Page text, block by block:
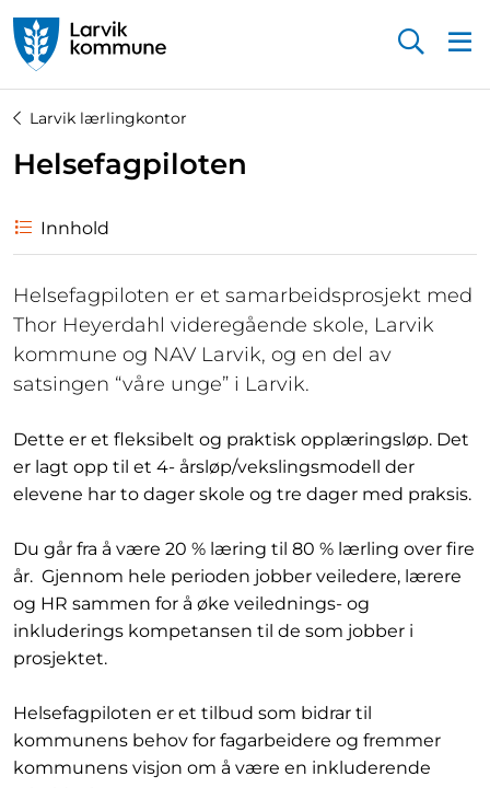
Larvik lærlingkontor
Helsefagpiloten
Innhold
Helsefagpiloten er et samarbeidsprosjekt med
Thor Heyerdahl videregående skole, Larvik
kommune og NAV Larvik, og en del av
satsingen “våre unge” i Larvik.
Dette er et fleksibelt og praktisk opplæringsløp. Det
er lagt opp til et 4- årsløp/vekslingsmodell der
elevene har to dager skole og tre dager med praksis.
Du går fra å være 20 % læring til 80 % lærling over fire
år. Gjennom hele perioden jobber veiledere, lærere
og HR sammen for å øke veilednings- og
inkluderings kompetansen til de som jobber i
prosjektet.
Helsefagpiloten er et tilbud som bidrar til
kommunens behov for fagarbeidere og fremmer
kommunens visjon om å være en inkluderende